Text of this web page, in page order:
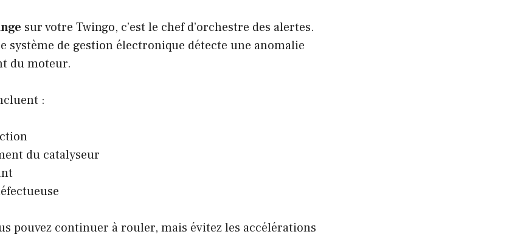
sur votre Twingo, c’est le chef d’orchestre des alertes.
système de gestion électronique détecte une anomalie
du moteur.
:
du catalyseur
pouvez continuer à rouler, mais évitez les accélérations